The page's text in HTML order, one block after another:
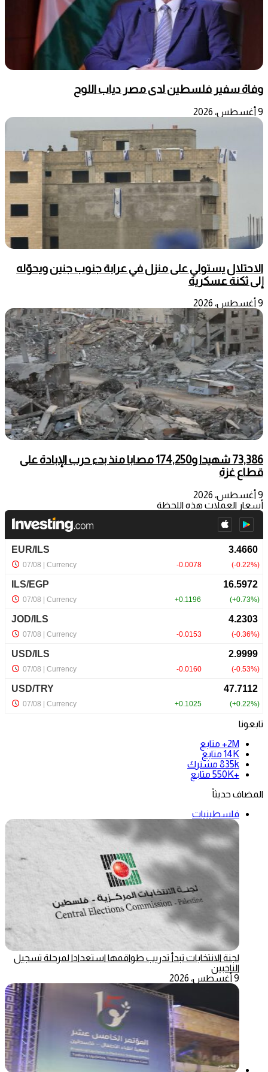
وفاة سفير فلسطين لدى مصر دياب اللوح
9 أغسطس، 2026
الاحتلال يستولي على منزل في عرابة جنوب جنين ويحوّله
إلى ثكنة عسكرية
9 أغسطس، 2026
73,386 شهيدا و174,250 مصابا منذ بدء حرب الإبادة على
قطاع غزة
9 أغسطس، 2026
أسعار العملات هذه اللحظة
تابعونا
2M+
متابع
14K متابع
835k مشترك
+550K
متابع
المضاف حديثاً
فلسطينيات
لجنة الانتخابات تبدأ تدريب طواقمها استعدادا لمرحلة تسجيل
الناخبين
9 أغسطس، 2026